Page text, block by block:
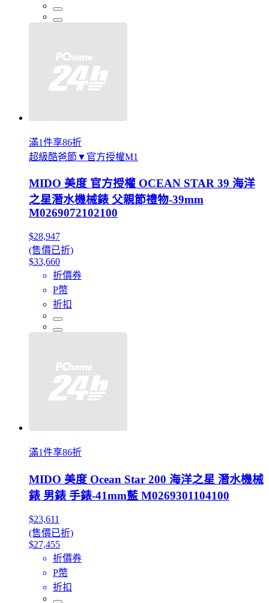
滿1件享86折
超級酷爸節▼官方授權M1
MIDO 美度 官方授權 OCEAN STAR 39 海洋
之星潛水機械錶 父親節禮物-39mm
M0269072102100
$28,947
(售價已折)
$33,660
折價券
P幣
折扣
滿1件享86折
MIDO 美度 Ocean Star 200 海洋之星 潛水機械
錶 男錶 手錶-41mm藍 M0269301104100
$23,611
(售價已折)
$27,455
折價券
P幣
折扣